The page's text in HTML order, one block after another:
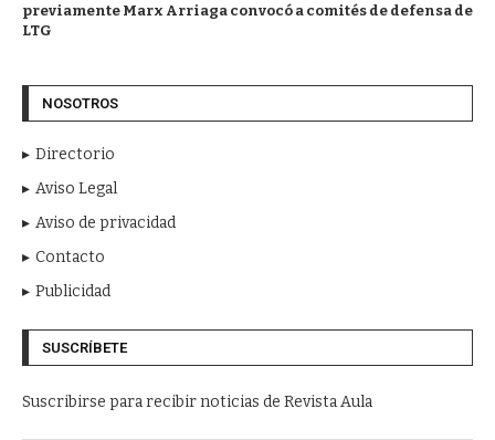
previamente Marx Arriaga convocó a comités de defensa de
LTG
NOSOTROS
Directorio
Aviso Legal
Aviso de privacidad
Contacto
Publicidad
SUSCRÍBETE
Suscribirse para recibir noticias de Revista Aula